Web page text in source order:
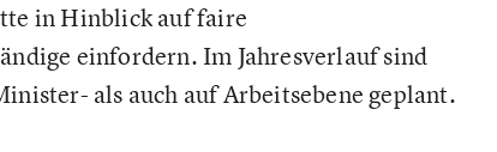
in Hinblick auf faire
einfordern. Im Jahresverlauf sind
als auch auf Arbeitsebene geplant.